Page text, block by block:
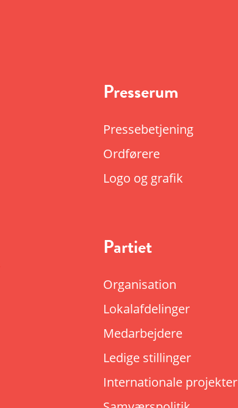
Presserum
Pressebetjening
Ordførere
Logo og grafik
Partiet
Organisation
Lokalafdelinger
Medarbejdere
Ledige stillinger
Internationale projekter